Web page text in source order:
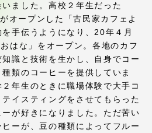
ました。高校２年生だった
オープンした「古民家カフェよ
手伝うようになり、20年４月
はな」をオープン。各地のカフ
識と技術を生かし、自身でコー
類のコーヒーを提供していま
年生のときに職場体験で大手コ
イスティングをさせてもらった
が好きになりました。ただ苦い
ーが、豆の種類によってフルー